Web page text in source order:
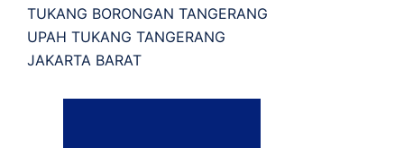
TUKANG BORONGAN TANGERANG
UPAH TUKANG TANGERANG
JAKARTA BARAT